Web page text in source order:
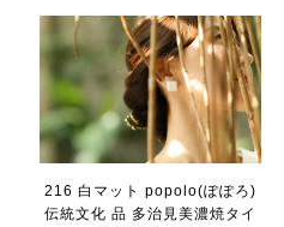
216 白マット popolo(ぽぽろ)
伝統文化 品 多治見美濃焼タイ